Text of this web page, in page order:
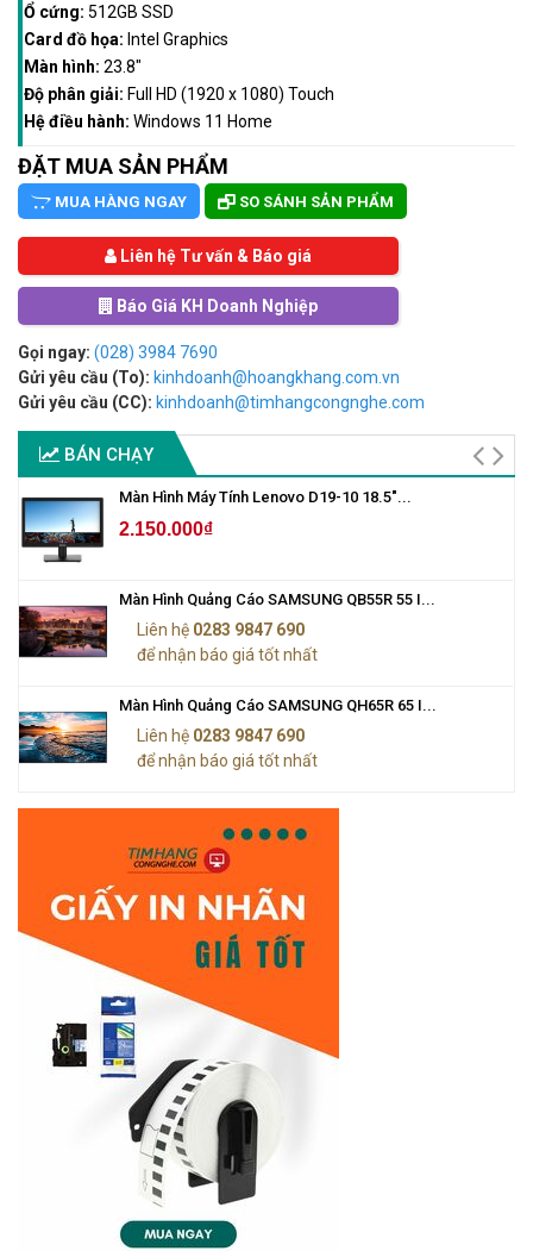
Ổ cứng: 512GB SSD
Card đồ họa: Intel Graphics
Màn hình: 23.8"
Độ phân giải: Full HD (1920 x 1080) Touch
Hệ điều hành: Windows 11 Home
ĐẶT MUA SẢN PHẨM
MUA HÀNG NGAY SO SÁNH SẢN PHẨM
Liên hệ Tư vấn & Báo giá
Báo Giá KH Doanh Nghiệp
Gọi ngay: (028) 3984 7690
Gửi yêu cầu (To): kinhdoanh@hoangkhang.com.vn
Gửi yêu cầu (CC): kinhdoanh@timhangcongnghe.com
BÁN CHẠY
Màn Hình Máy Tính Lenovo D19-10 18.5"...
2.150.000₫
Màn Hình Quảng Cáo SAMSUNG QB55R 55 I...
Liên hệ 0283 9847 690
để nhận báo giá tốt nhất
Màn Hình Quảng Cáo SAMSUNG QH65R 65 I...
Liên hệ 0283 9847 690
để nhận báo giá tốt nhất